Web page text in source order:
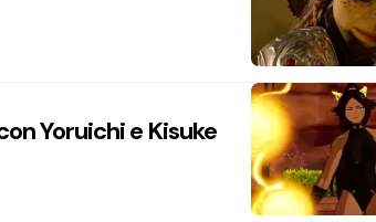
Yoruichi e Kisuke